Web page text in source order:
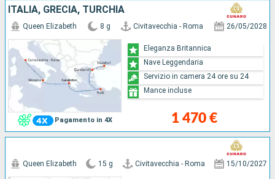
ITALIA, GRECIA, TURCHIA
Pagamento in 4X
Queen Elizabeth 8 g Civitavecchia - Roma 26/05/2028
1 470 €
Eleganza Britannica
Nave Leggendaria
Servizio in camera 24 ore su 24
Mance incluse
Queen Elizabeth 15 g Civitavecchia - Roma 15/10/2027